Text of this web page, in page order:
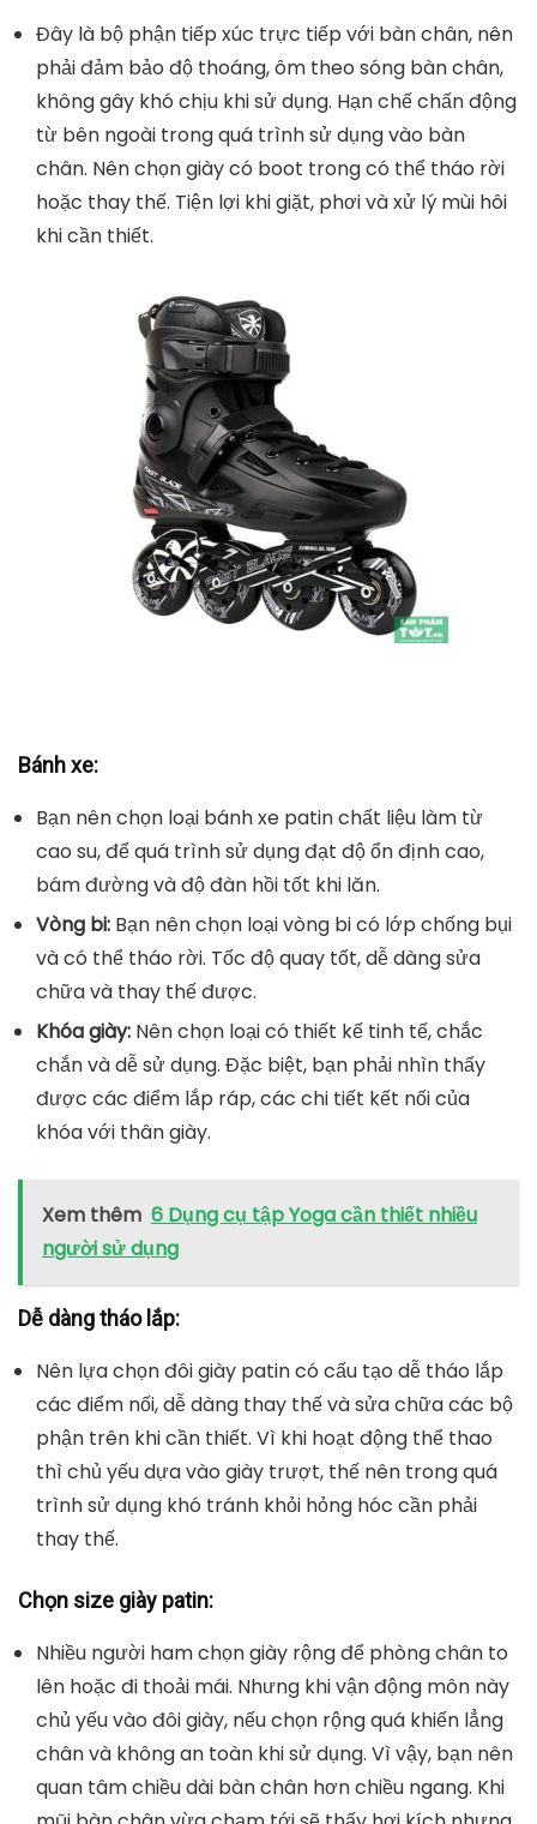
với kiểu dáng và mẫu mã đa dạng. Dưới đây là những
tiêu chí cần lưu ý khi mua giày trượt patin chất lượng.
Thân giày trượt:
Đây là bộ phận quan trọng nhất trên đôi giày patin.
Nó chịu ảnh hưởng trực tiếp của các tác động khi
Nên chọn loại giày được đúc bằng nhựa tổng hợp
vì nó dày và chắc chắn giúp quá trình sử dụng sẽ
an toàn hơn.
Boot (lót trong) giày trượt patin:
Đây là bộ phận tiếp xúc trực tiếp với bàn chân, nên
phải đảm bảo độ thoáng, ôm theo sóng bàn chân,
không gây khó chịu khi sử dụng. Hạn chế chấn động
từ bên ngoài trong quá trình sử dụng vào bàn
chân. Nên chọn giày có boot trong có thể tháo rời
Bánh xe:
Bạn nên chọn loại bánh xe patin chất liệu làm từ
cao su, để quá trình sử dụng đạt độ ổn định cao,
Vòng bi:
Bạn nên chọn loại vòng bi có lớp chống bụi
và có thể tháo rời. Tốc độ quay tốt, dễ dàng sửa
chữa và thay thế được.
Khóa giày:Nên chọn loại có thiết kế tinh tế, chắc
chắn và dễ sử dụng. Đặc biệt, bạn phải nhìn thấy
khóa với thân giày.
Xem thêm 6 Dụng cụ tập Yoga cần thiết nhiều
người sử dụng
Dễ dàng tháo lắp: